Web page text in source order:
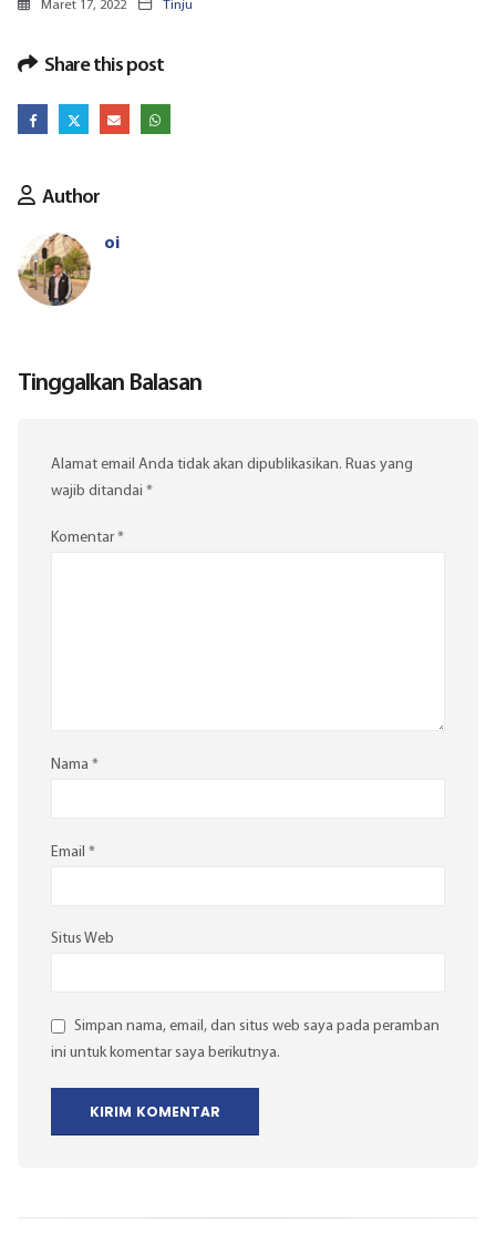
Maret 17, 2022 Tinju
Share this post
Author
oi
Tinggalkan Balasan
Alamat email Anda tidak akan dipublikasikan. Ruas yang
wajib ditandai *
Komentar*
Nama *
Email *
Situs Web
Simpan nama, email, dan situs web saya pada peramban
ini untuk komentar saya berikutnya.